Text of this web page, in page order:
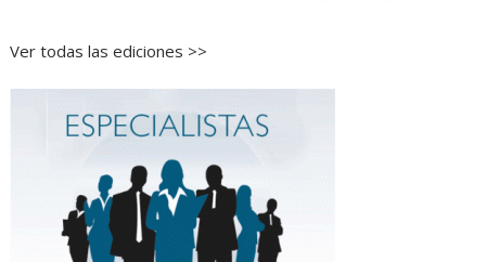
Ver todas las ediciones >>